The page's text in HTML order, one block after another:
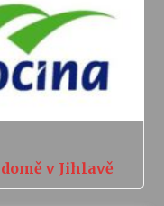
v Jihlavě